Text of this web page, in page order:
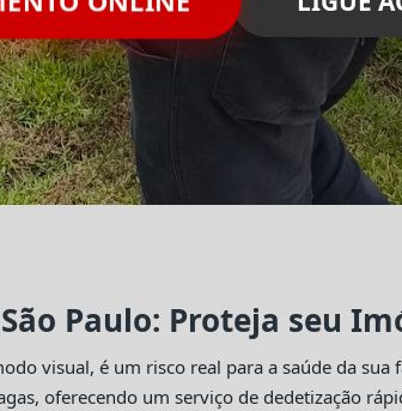
Paulo: Proteja seu
visual, é um risco real para a saúde da
oferecendo um serviço de dedetização